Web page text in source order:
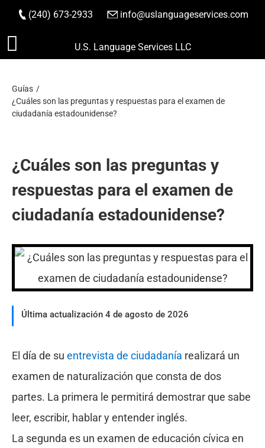
Saltar
(240) 673-2933 info@uslanguageservices.com
HACER PEDIDO
U.S. Language Services LLC
Guías
¿Cuáles son las preguntas y respuestas para el examen de
ciudadanía estadounidense?
¿Cuáles son las preguntas y
respuestas para el examen de
ciudadanía estadounidense?
Última actualización 4 de agosto de 2026
El día de su entrevista de ciudadanía realizará un
examen de naturalización que consta de dos
partes. La primera le permitirá demostrar que sabe
leer, escribir, hablar y entender inglés.
La segunda es un examen de educación cívica en